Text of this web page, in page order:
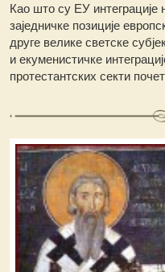
Као што су ЕУ
заједничке позиције
друге велике светске
и екуменистичке
протестантских секти